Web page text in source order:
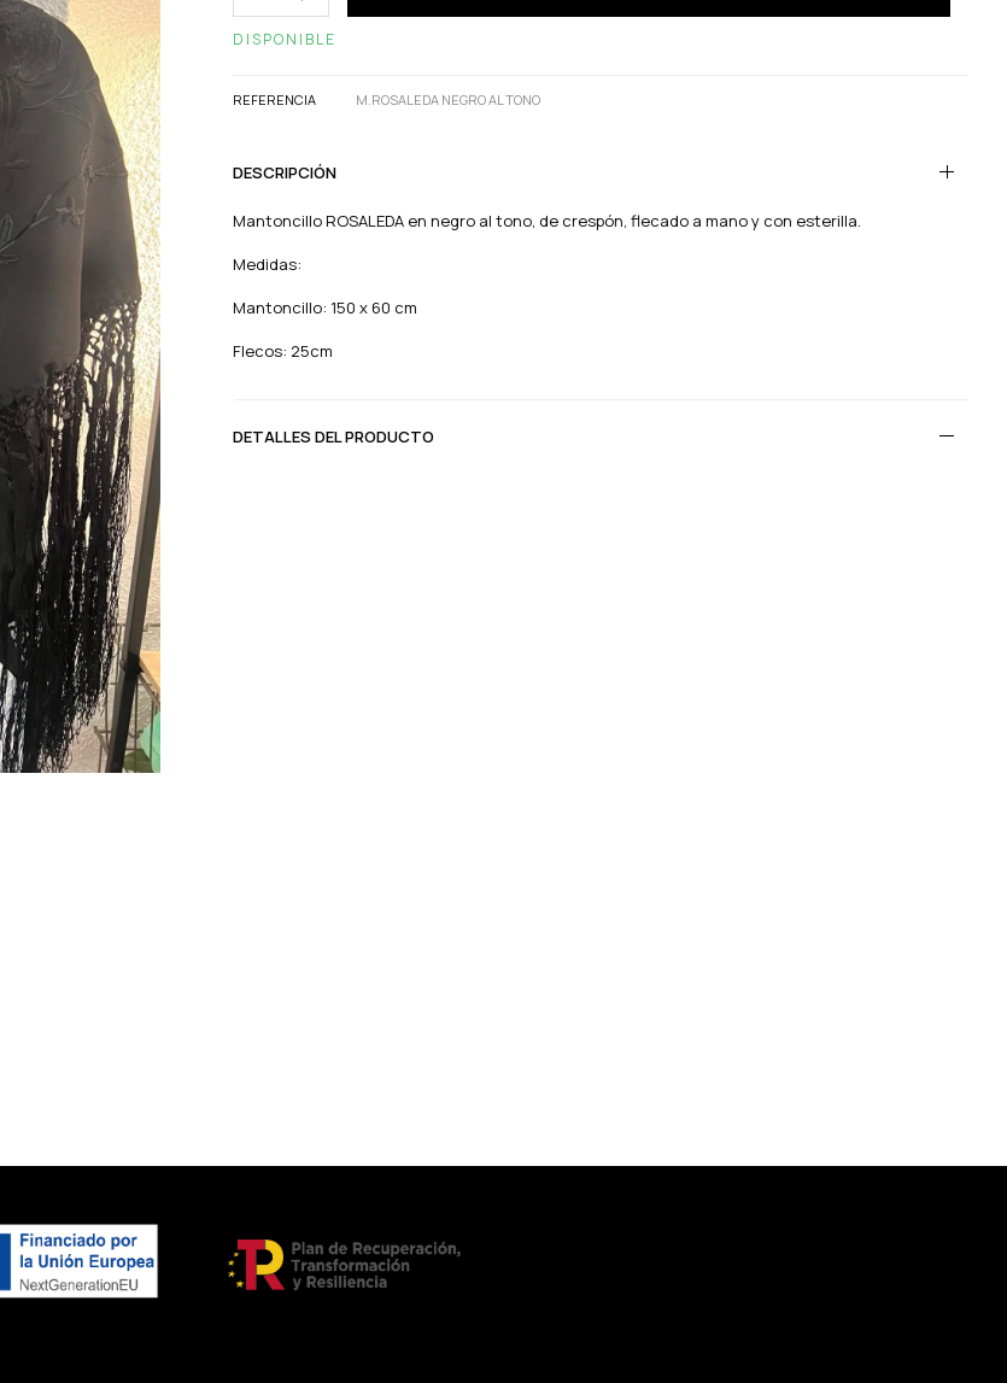
DISPONIBLE
REFERENCIA M.ROSALEDA NEGRO AL TONO
DESCRIPCIÓN
Mantoncillo ROSALEDA en negro al tono, de crespón, flecado a mano y con esterilla.
Medidas:
Mantoncillo: 150 x 60 cm
Flecos: 25cm
DETALLES DEL PRODUCTO